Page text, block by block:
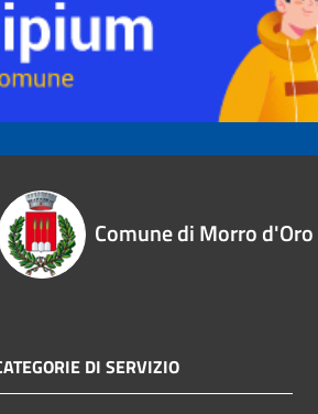
Comune di Morro d'Oro
DI SERVIZIO